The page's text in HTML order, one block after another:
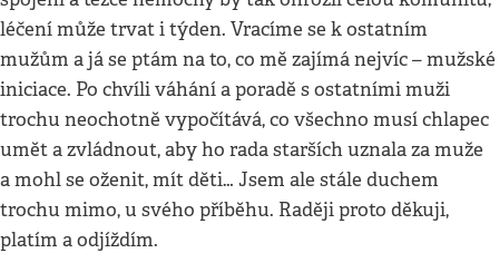
léčení může trvat i týden. Vracíme se k ostatním
mužům a já se ptám na to, co mě zajímá nejvíc – mužské
iniciace. Po chvíli váhání a poradě s ostatními muži
trochu neochotně vypočítává, co všechno musí chlapec
umět a zvládnout, aby ho rada starších uznala za muže
a mohl se oženit, mít děti… Jsem ale stále duchem
trochu mimo, u svého příběhu. Raději proto děkuji,
platím a odjíždím.